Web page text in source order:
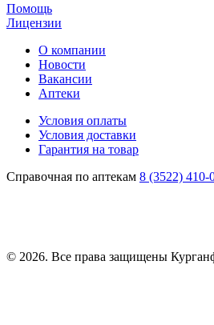
Помощь
Лицензии
О компании
Новости
Вакансии
Аптеки
Условия оплаты
Условия доставки
Гарантия на товар
Справочная по аптекам 8 (3522) 410-
© 2026. Все права защищены